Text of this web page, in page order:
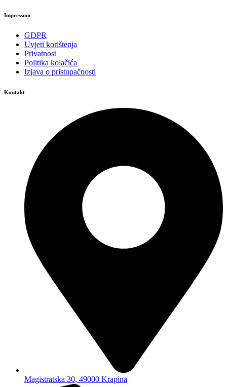
Impressum
GDPR
Uvjeti korištenja
Privatnost
Politika kolačića
Izjava o pristupačnosti
Kontakt
Magistratska 30, 49000 Krapina